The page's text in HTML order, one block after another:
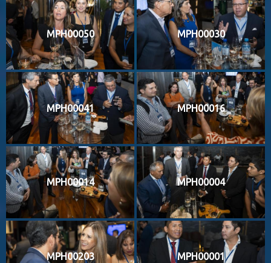
MPH00050 MPH00030
MPH00041 MPH00016
MPH00014 MPH00004
MPH00203 MPH00001